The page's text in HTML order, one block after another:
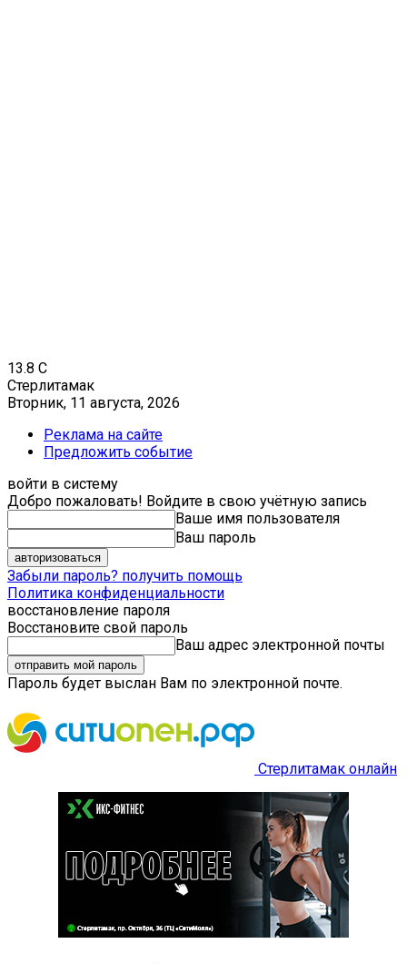
13.8 C
Стерлитамак
Вторник, 11 августа, 2026
Реклама на сайте
Предложить событие
войти в систему
Добро пожаловать! Войдите в свою учётную запись
Ваше имя пользователя
Ваш пароль
Забыли пароль? получить помощь
Политика конфиденциальности
восстановление пароля
Восстановите свой пароль
Ваш адрес электронной почты
Пароль будет выслан Вам по электронной почте.
Стерлитамак онлайн